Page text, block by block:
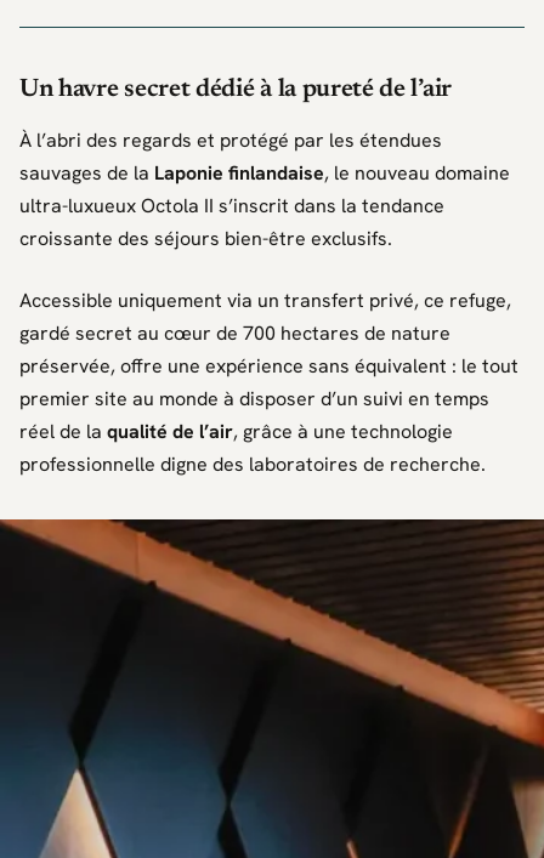
Un havre secret dédié à la pureté de l’air
À l’abri des regards et protégé par les étendues
sauvages de la Laponie finlandaise, le nouveau domaine
ultra-luxueuxOctola II s’inscrit dans la tendance
croissante des séjours bien-être exclusifs.
Accessible uniquement via un transfert privé, ce refuge,
gardé secret au cœur de 700 hectares de nature
préservée, offre une expérience sans équivalent : le tout
premier site au monde à disposer d’un suivi en temps
réel de la qualité de l’air, grâce à une technologie
professionnelle digne des laboratoires de recherche.